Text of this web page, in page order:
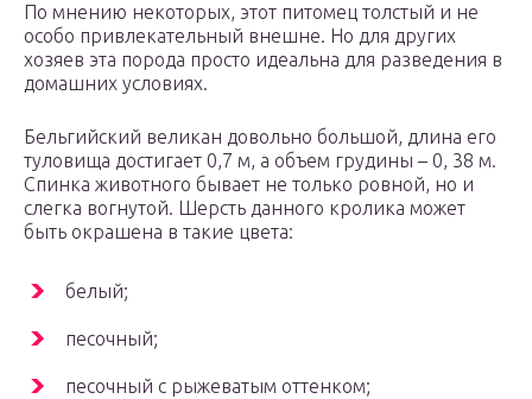
По мнению некоторых, этот питомец толстый и не
особо привлекательный внешне. Но для других
хозяев эта порода просто идеальна для разведения в
домашних условиях.
Бельгийский великан довольно большой, длина его
туловища достигает 0,7 м, а объем грудины – 0, 38 м.
Спинка животного бывает не только ровной, но и
слегка вогнутой. Шерсть данного кролика может
быть окрашена в такие цвета:
белый;
песочный;
песочный с рыжеватым оттенком;